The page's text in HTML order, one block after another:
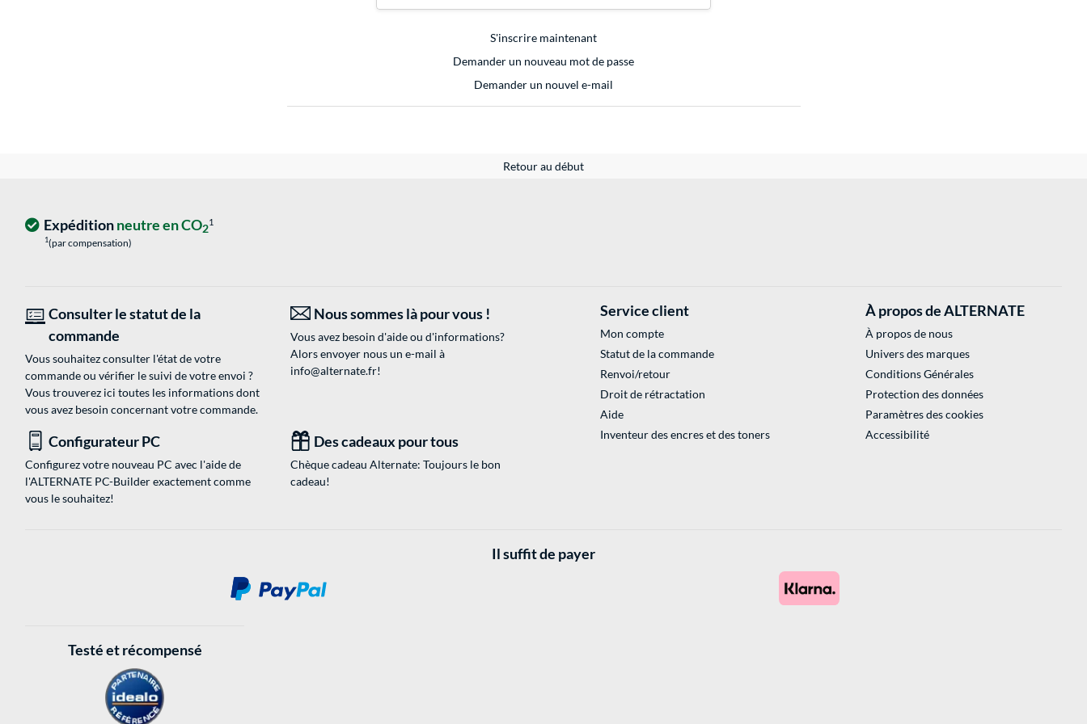
S'inscrire maintenant
Demander un nouveau mot de passe
Demander un nouvel e-mail
Retour au début
Expéditionneutre en CO21
1(par compensation)
Consulter le statut de la
commande
Vous souhaitez consulter l'état de votre
commande ou vérifier le suivi de votre envoi ?
Vous trouverez ici toutes les informations dont
vous avez besoin concernant votre commande.
Nous sommes là pour vous !
Vous avez besoin d'aide ou d'informations?
Alors envoyer nous un e-mail à
info@alternate.fr!
Configurateur PC
Configurez votre nouveau PC avec l'aide de
l'ALTERNATE PC-Builder exactement comme
vous le souhaitez!
Des cadeaux pour tous
Chèque cadeau Alternate: Toujours le bon
cadeau!
Service client
Mon compte
Statut de la commande
Renvoi/retour
Droit de rétractation
Aide
Inventeur des encres et des toners
À propos de ALTERNATE
À propos de nous
Univers des marques
Conditions Générales
Protection des données
Paramètres des cookies
Accessibilité
Il suffit de payer
Testé et récompensé